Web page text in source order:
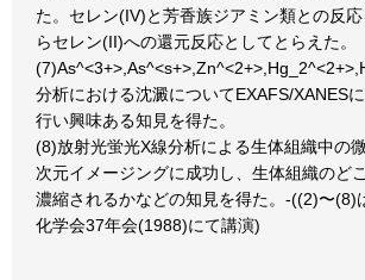
た。セレン(IV)と芳香族ジアミン類との反
らセレン(II)への還元反応としてとらえた。
分析における沈澱についてEXAFS/XANES
行い興味ある知見を得た。
(8)放射光蛍光X線分析による生体組織中の
次元イメージングに成功し、生体組織のど
濃縮されるかなどの知見を得た。-((2)〜(8)
化学会37年会(1988)にて講演)